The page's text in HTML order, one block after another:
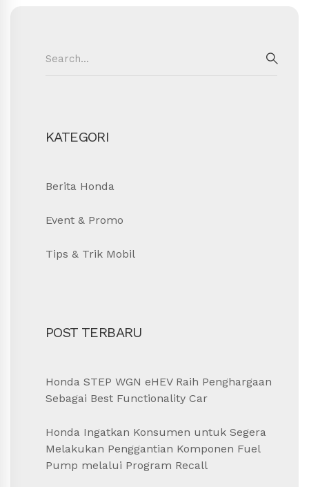
for:
KATEGORI
Berita Honda
Event & Promo
Tips & Trik Mobil
POST TERBARU
Honda STEP WGN eHEV Raih Penghargaan
Sebagai Best Functionality Car
Honda Ingatkan Konsumen untuk Segera
Melakukan Penggantian Komponen Fuel
Pump melalui Program Recall